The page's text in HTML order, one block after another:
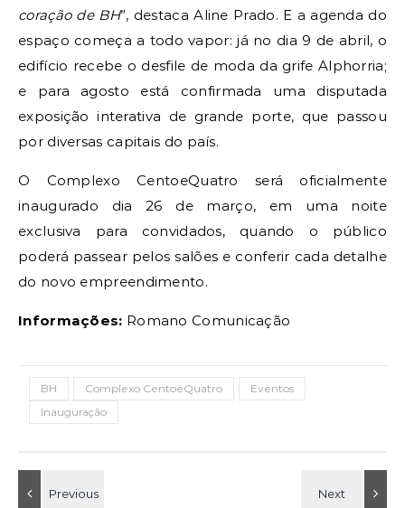
coração de BH”, destaca Aline Prado. E a agenda do
espaço começa a todo vapor: já no dia 9 de abril, o
edifício recebe o desfile de moda da grife Alphorria;
e para agosto está confirmada uma disputada
exposição interativa de grande porte, que passou
por diversas capitais do país.
O Complexo CentoeQuatro será oficialmente
inaugurado dia 26 de março, em uma noite
exclusiva para convidados, quando o público
poderá passear pelos salões e conferir cada detalhe
do novo empreendimento.
Informações: Romano Comunicação
BH Complexo CentoeQuatro
Eventos
Inauguração